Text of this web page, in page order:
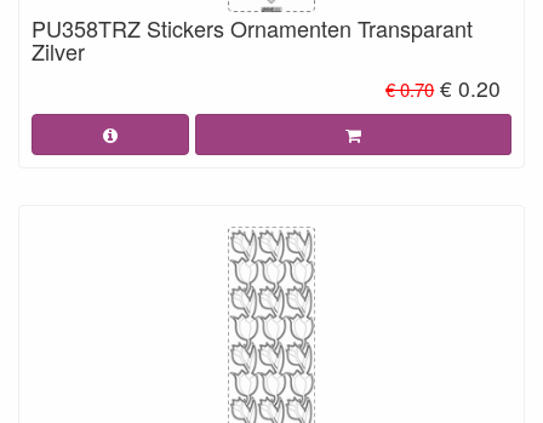
PU358TRZ Stickers Ornamenten Transparant
Zilver
€ 0.70 € 0.20